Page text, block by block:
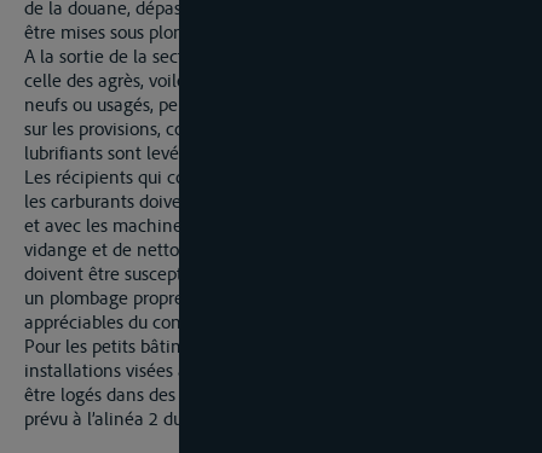
de la douane, dépassent les besoins normaux du bord, peuvent
être mises sous plombe de douane.
A la sortie de la section, la présentation des listes ainsi que
celle des agrès, voiles, pièces de rechange, etc. qui y figurent,
neufs ou usagés, peuvent être requises. Les plombs apposés
sur les provisions, combustibles liquides, carburants et
lubrifiants sont levés.
Les récipients qui contiennent des combustibles liquides ou
les carburants doivent communiquer exclusivement entre eux
et avec les machines. Les ouvertures de remplissage, de
vidange et de nettoyage des récipients et des conduites
doivent être susceptibles de recevoir de la part de la douane
un plombage propre à prévenir des détournements
appréciables du contenu.
Pour les petits bâtiments qui ne comportent pas les
installations visées à l’alinéa ci-dessus, les carburants peuvent
être logés dans des fûts ou tambours à soumettre au régime
prévu à l’alinéa 2 du présent article.